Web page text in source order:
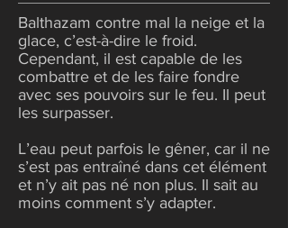
Balthazam contre mal la neige et la
glace, c’est-à-dire le froid.
Cependant, il est capable de les
combattre et de les faire fondre
avec ses pouvoirs sur le feu. Il peut
les surpasser.
L’eau peut parfois le gêner, car il ne
s’est pas entraîné dans cet élément
et n’y ait pas né non plus. Il sait au
moins comment s’y adapter.